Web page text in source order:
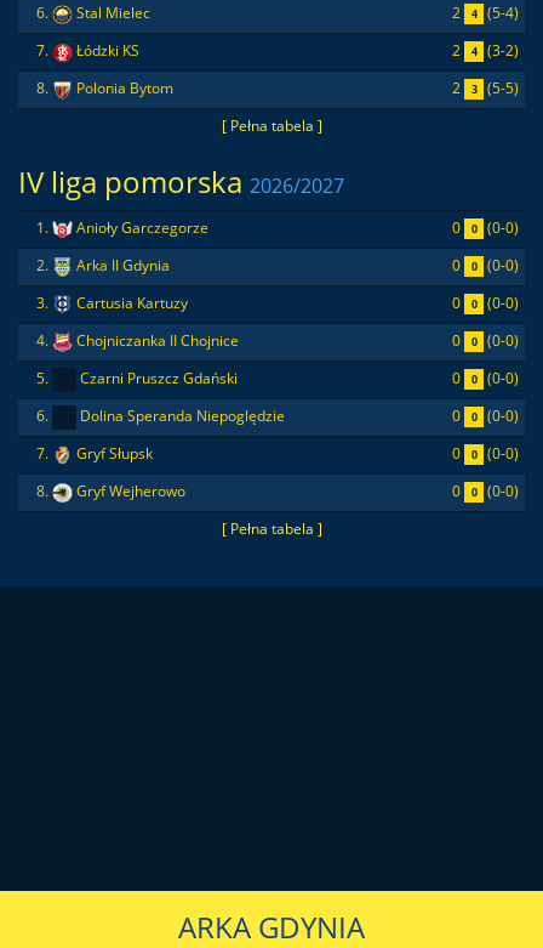
[ Pełna tabela ]
6.
Stal Mielec 2 4
(5-4)
7.
Łódzki KS 2 4
(3-2)
8.
Polonia Bytom 2 3 (5-5)
IV liga pomorska 2026/2027
[ Pełna tabela ]
1. Anioły Garczegorze 0 0
(0-0)
2.
Arka II Gdynia 0 0
(0-0)
3.
Cartusia Kartuzy 0 0
(0-0)
4.
Chojniczanka II Chojnice 0 0
(0-0)
5.
Czarni Pruszcz Gdański 0 0
(0-0)
6.
Dolina Speranda Niepoględzie 0 0
(0-0)
7.
Gryf Słupsk 0 0
(0-0)
8.
Gryf Wejherowo 0 0 (0-0)
ARKA GDYNIA